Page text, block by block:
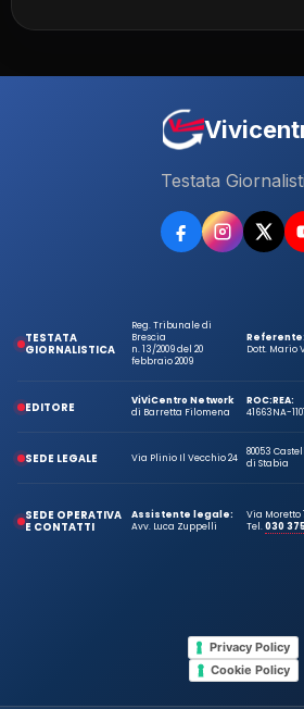
Testata
TESTATA
GIORNALISTICA
Reg. Tribunale di
Brescia
n. 13/2009 del 20
febbraio 2009
Referente:
Dott. Mario
EDITORE
ViViCentro Network
di Barretta Filomena
ROC:
41663
REA:
NA-
SEDE LEGALE Via Plinio Il Vecchio 24
80053
di Stabia
SEDE OPERATIVA
E CONTATTI
Assistente legale:
Avv. Luca Zuppelli
Via Moretto
Tel.030
Privacy Policy
Cookie Policy